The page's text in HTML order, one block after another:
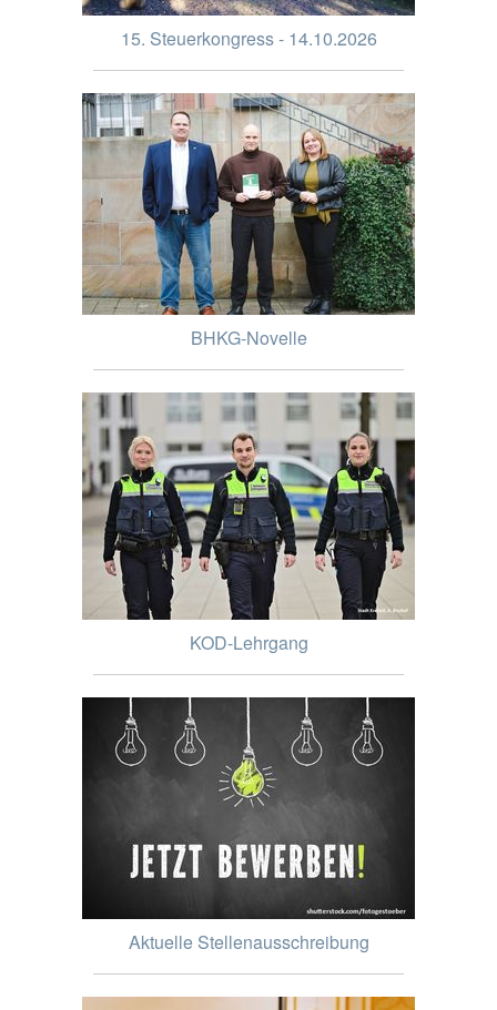
15. Steuerkongress - 14.10.2026
BHKG-Novelle
KOD-Lehrgang
Aktuelle Stellenausschreibung